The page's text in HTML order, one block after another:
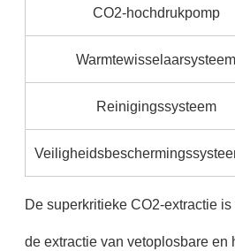
CO2-hochdrukpomp
Warmtewisselaarsysteem
Reinigingssysteem
De superkritieke CO2-extractie
de extractie van vetoplosbare en